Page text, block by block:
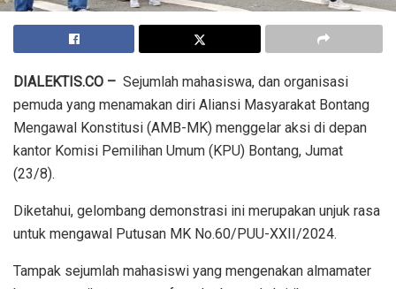
DIALEKTIS.CO – Sejumlah mahasiswa, dan organisasi
pemuda yang menamakan diri Aliansi Masyarakat Bontang
Mengawal Konstitusi (AMB-MK) menggelar aksi di depan
kantor Komisi Pemilihan Umum (KPU) Bontang, Jumat
(23/8).
Diketahui, gelombang demonstrasi ini merupakan unjuk rasa
untuk mengawal Putusan MK No.60/PUU-XXII/2024.
Tampak sejumlah mahasiswi yang mengenakan almamater